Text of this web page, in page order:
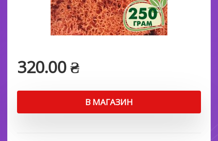
320.00₴
В МАГАЗИН